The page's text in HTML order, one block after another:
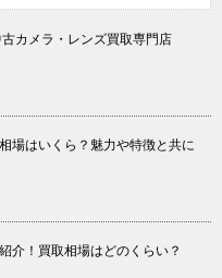
古カメラ・レンズ買取専門店
場はいくら？魅力や特徴と共に
介！買取相場はどのくらい？